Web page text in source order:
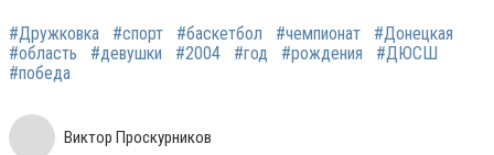
#Дружковка #спорт #баскетбол #чемпионат
#Донецкая
#область
#девушки #2004 #год #рождения
#ДЮСШ
#победа
Виктор Проскурников